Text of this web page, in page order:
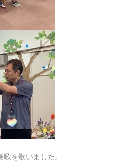
を歌いました。